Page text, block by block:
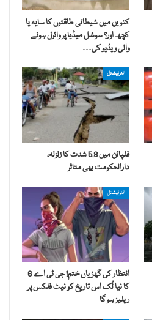
کنویں میں شیطانی طاقتوں کا سایہ یا
کچھ اور؟ سوشل میڈیا پر وائرل ہونے
والی ویڈیو کی…
انٹرنیشنل
فلپائن میں 5.8 شدت کا زلزلہ،
دارالحکومت بھی متاثر
انٹرنیشنل
انتظار کی گھڑیاں ختم! جی ٹی اے 6
کا نیا لُک اس تاریخ کو نیٹ فلکس پر
ریلیز ہو گا